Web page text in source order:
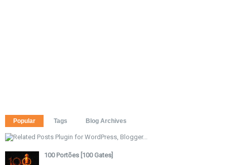
Popular Tags Blog Archives
100 Portões [100 Gates]